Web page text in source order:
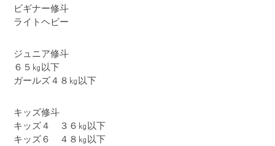
ビギナー修斗
ライトヘビー
ジュニア修斗
６５㎏以下
ガールズ４８㎏以下
キッズ修斗
キッズ４ ３６㎏以下
キッズ６ ４８㎏以下